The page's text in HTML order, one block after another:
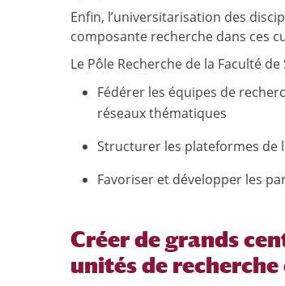
Enfin, l’universitarisation des
composante recherche dans ces
Le Pôle Recherche de la Faculté
Fédérer les équipes de
réseaux thématiques
Structurer les plateformes de
Favoriser et développer les
Créer de grands
unités de